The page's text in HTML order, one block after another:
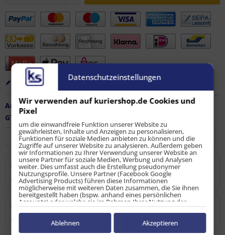
Merken Bewerten Empfehlen
Artikel-Nr.:
FZ-AF-11317
GTIN / EAN:
Beschreibung
mehr
Bewertungen
0
Bewertungen lesen, schreiben und diskutieren...mehr
Datenschutzeinstellungen
Wir verwenden auf kuriershop.de Cookies und
Pixel
um die einwandfreie Funktion unserer Website zu
gewährleisten, Inhalte und Anzeigen zu personalisieren,
Funktionen für soziale Medien anbieten zu können und die
Zugriffe auf unserer Website zu analysieren. Außerdem geben
wir Informationen zu Ihrer Verwendung unserer Website an
unsere Partner für soziale Medien, Werbung und Analysen
weiter. Dies umfasst auch die Erstellung pseudonymer
Nutzungsprofile. Unsere Partner (Facebook Google
Advertising Products) führen diese Informationen
möglicherweise mit weiteren Daten zusammen, die Sie ihnen
bereitgestellt haben (bspw. anhand eines persönlichen
Accounts) oder welche sie im Rahmen Ihrer Nutzung der
Dienste gesammelt haben (bspw. Nutzungsdaten anderer
Geräte). Ihre Einwilligung zur Nutzung von Cookies und Pixeln
können Sie jederzeit widerrufen, indem Sie auf den
Datenschutz-Button links unten klicken und dort die
Ablehnen Akzeptieren